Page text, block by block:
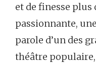
et de finesse plus
passionnante,
parole d’un des
théâtre